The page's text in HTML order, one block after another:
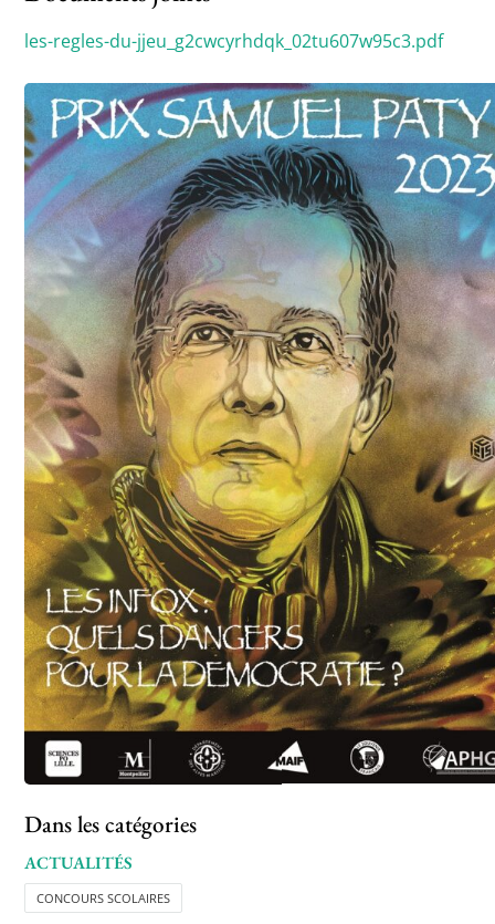
les-regles-du-jjeu_g2cwcyrhdqk_02tu607w95c3.pdf
Dans les catégories
ACTUALITÉS
CONCOURS SCOLAIRES